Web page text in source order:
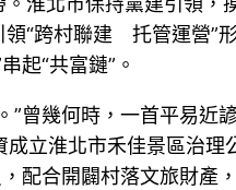
“跨村聯建 托管運營”
起“共富鏈”。
”曾幾何時，一首平易
立淮北市禾佳景區治
配合開闢村落文旅財產